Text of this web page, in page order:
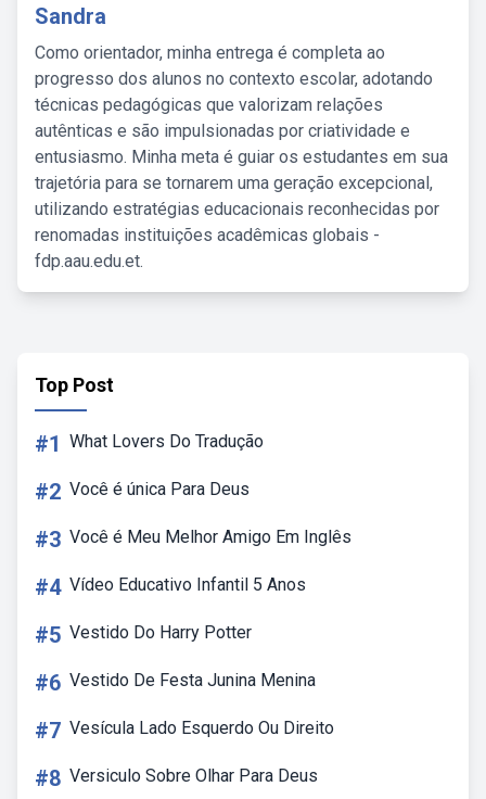
Sandra
Como orientador, minha entrega é completa ao
progresso dos alunos no contexto escolar, adotando
técnicas pedagógicas que valorizam relações
autênticas e são impulsionadas por criatividade e
entusiasmo. Minha meta é guiar os estudantes em sua
trajetória para se tornarem uma geração excepcional,
utilizando estratégias educacionais reconhecidas por
renomadas instituições acadêmicas globais -
fdp.aau.edu.et.
Top Post
#1 What Lovers Do Tradução
#2 Você é única Para Deus
#3 Você é Meu Melhor Amigo Em Inglês
#4 Vídeo Educativo Infantil 5 Anos
#5 Vestido Do Harry Potter
#6 Vestido De Festa Junina Menina
#7 Vesícula Lado Esquerdo Ou Direito
#8 Versiculo Sobre Olhar Para Deus